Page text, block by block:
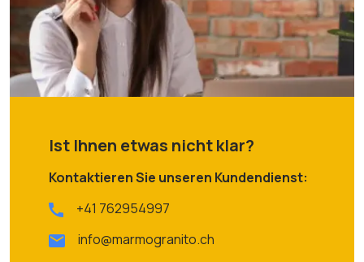
Ist Ihnen etwas nicht klar?
Kontaktieren Sie unseren Kundendienst:
+41 762954997
info@marmogranito.ch